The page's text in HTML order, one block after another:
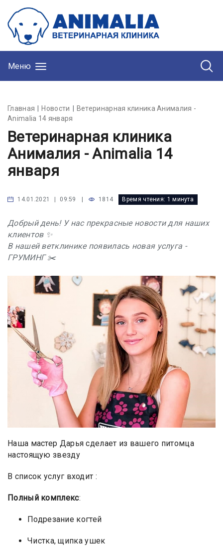
Меню
Главная Новости
Ветеринарная клиника Анималия -
Animalia 14 января
Ветеринарная клиника
Анималия - Animalia 14
января
14.01.2021 | 09:59 1814 Время чтения: 1 минута
Добрый день! У нас прекрасные новости для наших
клиентов ✨
В нашей ветклинике появилась новая услуга -
ГРУМИНГ ✂️
Наша мастер Дарья сделает из вашего питомца
настоящую звезду
В список услуг входит :
Полный комплекс:
Подрезание когтей
Чистка, щипка ушек